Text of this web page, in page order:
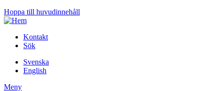
Hoppa till huvudinnehåll
Kontakt
Sök
Svenska
English
Meny